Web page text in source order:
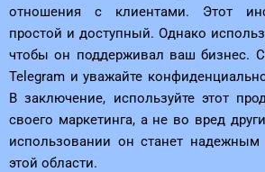
отношения с клиентами. Этот
простой и доступный. Однако
чтобы он поддерживал ваш бизнес.
Telegram и уважайте
В заключение, используйте этот
своего маркетинга, а не во вред
использовании он станет
этой области.